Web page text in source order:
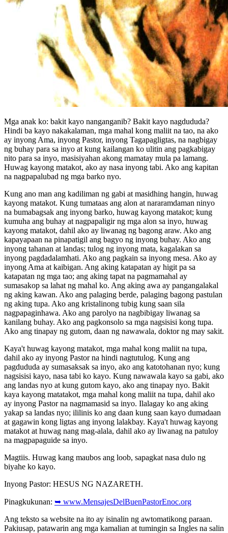
Mga anak ko: bakit kayo nanganganib? Bakit kayo nagdududa?
Hindi ba kayo nakakalaman, mga mahal kong maliit na tao, na ako
ay inyong Ama, inyong Pastor, inyong Tagapagligtas, na nagbigay
ng buhay para sa inyo at kung kailangan ko ulitin ang pagkabigay
nito para sa inyo, masisiyahan akong mamatay mula pa lamang.
Huwag kayong matakot, ako ay nasa inyong tabi. Ako ang kapitan
na nagpapalubad ng mga barko nyo.
Kung ano man ang kadiliman ng gabi at masidhing hangin, huwag
kayong matakot. Kung tumataas ang alon at nararamdaman ninyo
na bumabagsak ang inyong barko, huwag kayong matakot; kung
kumuha ang buhay at nagpapaligir ng mga alon sa inyo, huwag
kayong matakot, dahil ako ay liwanag ng bagong araw. Ako ang
kapayapaan na pinapatigil ang bagyo ng inyong buhay. Ako ang
inyong tahanan at landas; tulog ng inyong mata, kagalakan sa
inyong pagdadalamhati. Ako ang pagkain sa inyong mesa. Ako ay
inyong Ama at kaibigan. Ang aking katapatan ay higit pa sa
katapatan ng mga tao; ang aking tapat na pagmamahal ay
sumasakop sa lahat ng mahal ko. Ang aking awa ay pangangalakal
ng aking kawan. Ako ang palaging berde, palaging bagong pastulan
ng aking tupa. Ako ang kristalinong tubig kung saan sila
nagpapaginhawa. Ako ang parolyo na nagbibigay liwanag sa
kanilang buhay. Ako ang pagkonsolo sa mga nagsisisi kong tupa.
Ako ang tinapay ng gutom, daan ng nawawala, doktor ng may sakit.
Kaya't huwag kayong matakot, mga mahal kong maliit na tupa,
dahil ako ay inyong Pastor na hindi nagtutulog. Kung ang
pagdududa ay sumasaksak sa inyo, ako ang katotohanan nyo; kung
nagsisisi kayo, nasa tabi ko kayo. Kung nawawala kayo sa gabi, ako
ang landas nyo at kung gutom kayo, ako ang tinapay nyo. Bakit
kaya kayong matatakot, mga mahal kong maliit na tupa, dahil ako
ay inyong Pastor na nagmamasid sa inyo. Ilalagay ko ang aking
yakap sa landas nyo; ililinis ko ang daan kung saan kayo dumadaan
at gagawin kong ligtas ang inyong lalakbay. Kaya't huwag kayong
matakot at huwag nang mag-alala, dahil ako ay liwanag na patuloy
na magpapaguide sa inyo.
Magtiis. Huwag kang maubos ang loob, sapagkat nasa dulo ng
biyahe ko kayo.
Inyong Pastor: HESUS NG NAZARETH.
Pinagkukunan: ➥ www.MensajesDelBuenPastorEnoc.org
Ang teksto sa website na ito ay isinalin ng awtomatikong paraan.
Pakiusap, patawarin ang mga kamalian at tumingin sa Ingles na salin